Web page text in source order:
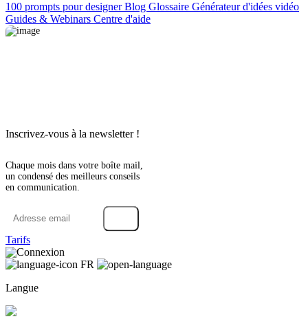
100 prompts pour designerBlog Glossaire Générateur d'idées vidéo
Guides & Webinars Centre d'aide
Inscrivez-vous à la newsletter !
Chaque mois dans votre boîte mail,
un condensé des meilleurs conseils
en communication.
Tarifs
Connexion
FR
Langue